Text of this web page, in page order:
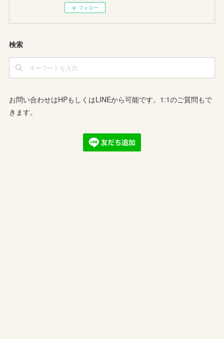
フォロー
検索
お問い合わせはHPもしくはLINEから可能です。1:1のご質問もで
きます。